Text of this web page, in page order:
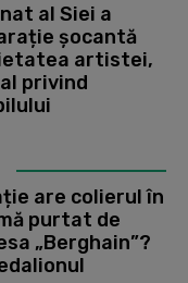
al Siei a
șocantă
artistei,
privind
are colierul în
purtat de
„Berghain”?